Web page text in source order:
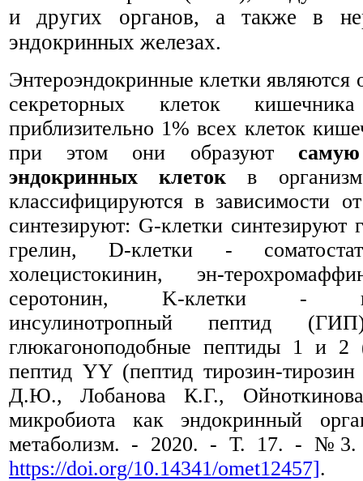
и других органов, а также в
эндокринных железах.
Энтероэндокринные клетки являются
секреторных клеток
приблизительно 1% всех клеток
при этом они образуют
эндокринных клеток в
классифицируются в зависимости
синтезируют: G-клетки синтезируют
грелин, D-клетки -
холецистокинин, эн-
серотонин, K-клетки - глю-
инсулинотропный пептид
глюкагоноподобные пептиды 1 и
пептид YY (пептид тирозин-
Д.Ю., Лобанова К.Г.,
микробиота как эндокринный
метаболизм. - 2020. - Т. 17. - №3.
https://doi.org/10.14341/omet12457].